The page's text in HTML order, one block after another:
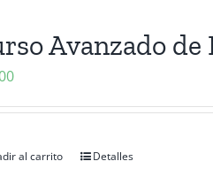
Avanzado
al carrito Detalles